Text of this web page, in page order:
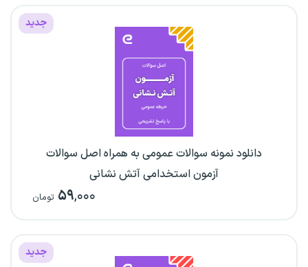
جدید
دانلود نمونه سوالات عمومی به همراه اصل سوالات
آزمون استخدامی آتش نشانی
۵۹,۰۰۰ تومان
جدید